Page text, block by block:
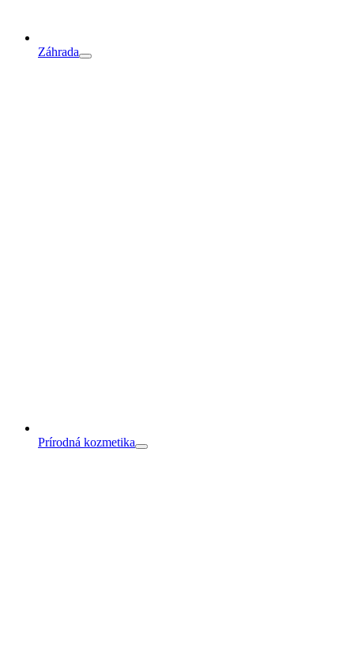
Záhrada
Prírodná kozmetika